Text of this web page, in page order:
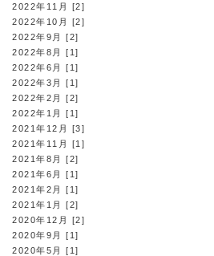
2022年11月 [2]
2022年10月 [2]
2022年9月 [2]
2022年8月 [1]
2022年6月 [1]
2022年3月 [1]
2022年2月 [2]
2022年1月 [1]
2021年12月 [3]
2021年11月 [1]
2021年8月 [2]
2021年6月 [1]
2021年2月 [1]
2021年1月 [2]
2020年12月 [2]
2020年9月 [1]
2020年5月 [1]